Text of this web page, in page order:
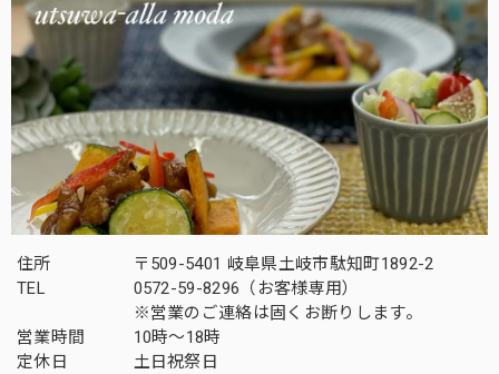
住所
〒509-5401 岐阜県土岐市駄知町1892-2
TEL
0572-59-8296（お客様専用）
※営業のご連絡は固くお断りします。
営業時間
10時～18時
定休日
土日祝祭日